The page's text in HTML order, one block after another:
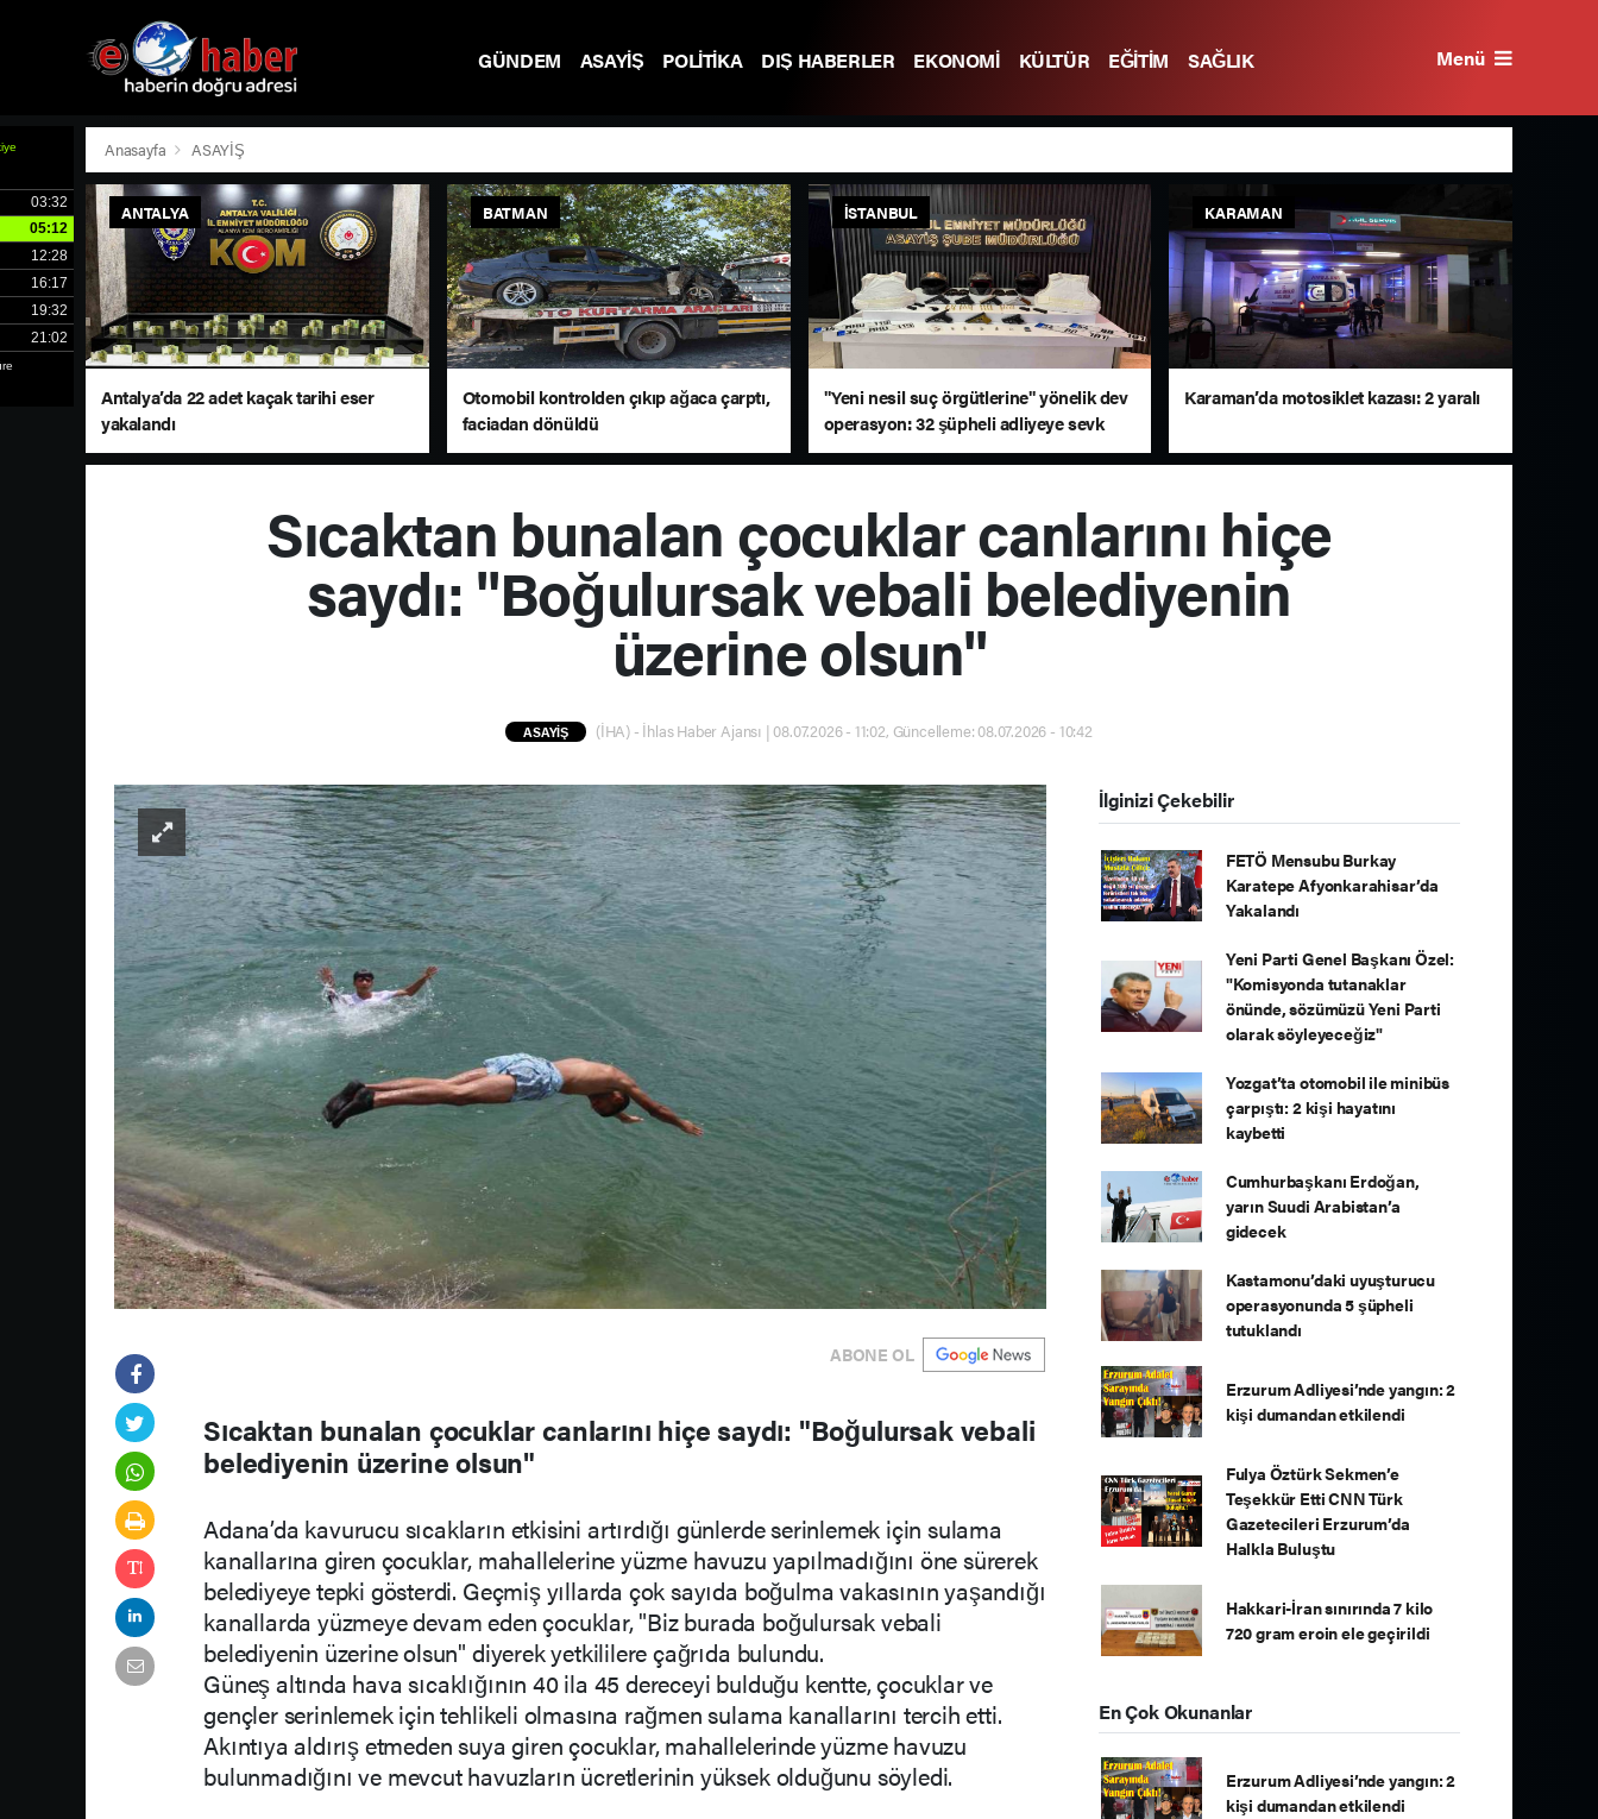
GÜNDEM ASAYİŞ POLİTİKA DIŞ HABERLER EKONOMİ KÜLTÜR EĞİTİM
SAĞLIK
Menü
Anasayfa ASAYİŞ
ANTALYA
Antalya’da 22 adet kaçak tarihi eser
yakalandı
BATMAN
Otomobil kontrolden çıkıp ağaca çarptı,
faciadan dönüldü
İSTANBUL
"Yeni nesil suç örgütlerine" yönelik dev
operasyon: 32 şüpheli adliyeye sevk
edildi
KARAMAN
Karaman’da motosiklet kazası: 2 yaralı
Sıcaktan bunalan çocuklar canlarını hiçe
saydı: "Boğulursak vebali belediyenin
üzerine olsun"
ASAYİŞ (İHA) - İhlas Haber Ajansı | 08.07.2026 - 11:02, Güncelleme: 08.07.2026 - 10:42
ABONE OL
Sıcaktan bunalan çocuklar canlarını hiçe saydı: "Boğulursak vebali
belediyenin üzerine olsun"
Adana’da kavurucu sıcakların etkisini artırdığı günlerde serinlemek için sulama
kanallarına giren çocuklar, mahallelerine yüzme havuzu yapılmadığını öne sürerek
belediyeye tepki gösterdi. Geçmiş yıllarda çok sayıda boğulma vakasının yaşandığı
kanallarda yüzmeye devam eden çocuklar, "Biz burada boğulursak vebali
belediyenin üzerine olsun" diyerek yetkililere çağrıda bulundu.
Güneş altında hava sıcaklığının 40 ila 45 dereceyi bulduğu kentte, çocuklar ve
gençler serinlemek için tehlikeli olmasına rağmen sulama kanallarını tercih etti.
Akıntıya aldırış etmeden suya giren çocuklar, mahallelerinde yüzme havuzu
bulunmadığını ve mevcut havuzların ücretlerinin yüksek olduğunu söyledi.
İlginizi Çekebilir
FETÖ Mensubu Burkay
Karatepe Afyonkarahisar’da
Yakalandı
Yeni Parti Genel Başkanı Özel:
"Komisyonda tutanaklar
önünde, sözümüzü Yeni Parti
olarak söyleyeceğiz"
Yozgat’ta otomobil ile minibüs
çarpıştı: 2 kişi hayatını
kaybetti
Cumhurbaşkanı Erdoğan,
yarın Suudi Arabistan’a
gidecek
Kastamonu’daki uyuşturucu
operasyonunda 5 şüpheli
tutuklandı
Erzurum Adliyesi’nde yangın: 2
kişi dumandan etkilendi
Fulya Öztürk Sekmen’e
Teşekkür Etti CNN Türk
Gazetecileri Erzurum’da
Halkla Buluştu
Hakkari-İran sınırında 7 kilo
720 gram eroin ele geçirildi
En Çok Okunanlar
Erzurum Adliyesi’nde yangın: 2
kişi dumandan etkilendi